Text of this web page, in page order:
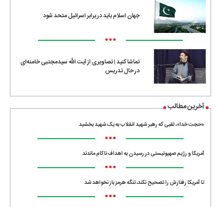
جهان اسلام باید در برابر اسرائیل متحد شود
•••
تماشا کنید | تصاویری از آیت الله سیدمجتبی خامنه‌ای
در حال تدریس
آخرین مطالب
«حجت خدا»، لقبی که رهبر شهید انقلاب به یک شهید بخشید
•••
آمریکا و رژیم صهیونیستی در رسیدن به اهداف ناکام ماندند
•••
تا آمریکا رفتارش را تصحیح نکند، تنگه هرمز باز نخواهد شد
•••